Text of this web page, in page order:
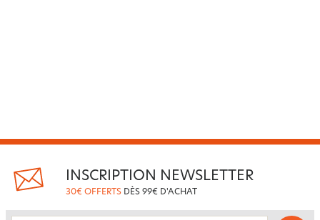
INSCRIPTION NEWSLETTER
30€ OFFERTS DÈS 99€ D'ACHAT